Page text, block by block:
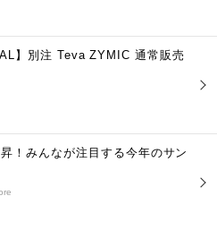
】別注 Teva ZYMIC 通常販売
！みんなが注目する今年のサン